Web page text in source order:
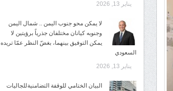
يناير 13, 2026
لا يمكن محو جنوب اليمن .. شمال اليمن
وجنوبه كيانان مختلفان جذرياً برؤيتين لا
يمكن التوفيق بينهما، بغضّ النظر عمّا تريده
السعودي
يناير 13, 2026
البيان الختامي للوقفة التضامنيةللجاليات